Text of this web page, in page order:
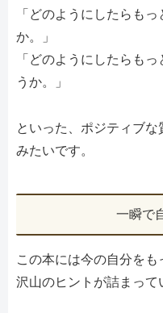
「どのようにしたらも
か。」
「どのようにしたらも
うか。」
といった、ポジティブ
みたいです。
一瞬で
この本には今の自分を
沢山のヒントが詰まって